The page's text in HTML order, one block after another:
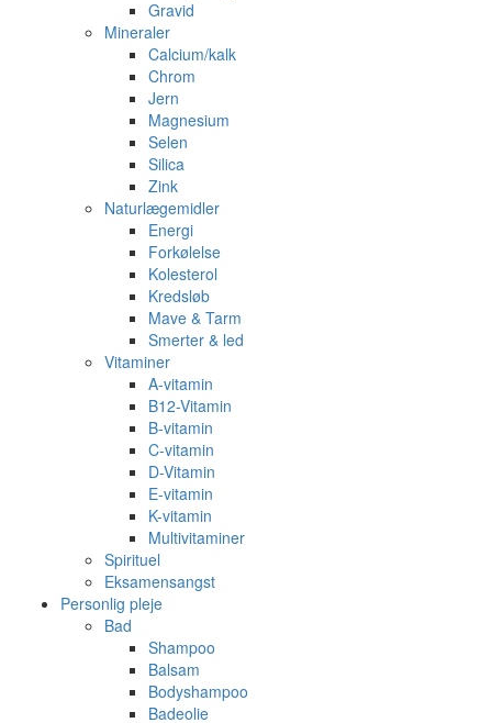
Gravid
Mineraler
Calcium/kalk
Chrom
Jern
Magnesium
Selen
Silica
Zink
Naturlægemidler
Energi
Forkølelse
Kolesterol
Kredsløb
Mave & Tarm
Smerter & led
Vitaminer
A-vitamin
B12-Vitamin
B-vitamin
C-vitamin
D-Vitamin
E-vitamin
K-vitamin
Multivitaminer
Spirituel
Eksamensangst
Personlig pleje
Bad
Shampoo
Balsam
Bodyshampoo
Badeolie